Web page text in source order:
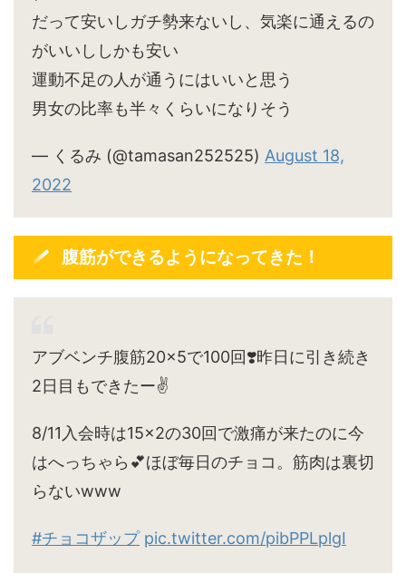
だって安いしガチ勢来ないし、気楽に通えるの
がいいししかも安い
運動不足の人が通うにはいいと思う
男女の比率も半々くらいになりそう
— くるみ (@tamasan252525) August 18,
2022
腹筋ができるようになってきた！
アブベンチ腹筋20×5で100回❣️昨日に引き続き
2日目もできたー✌️
8/11入会時は15×2の30回で激痛が来たのに今
はへっちゃら💕ほぼ毎日のチョコ。筋肉は裏切
らないwww
#チョコザップ pic.twitter.com/pibPPLplgI